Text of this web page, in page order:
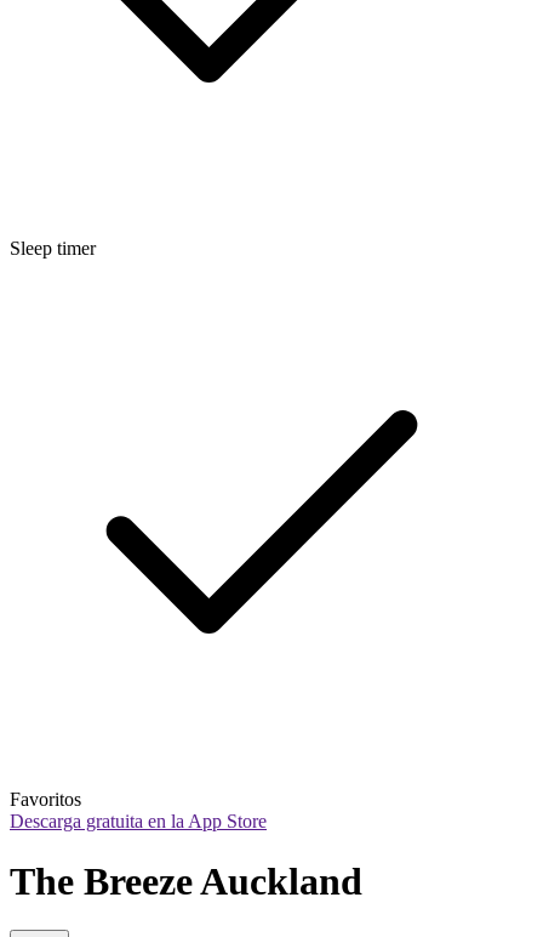
Sleep timer
Favoritos
Descarga gratuita en la App Store
The Breeze Auckland